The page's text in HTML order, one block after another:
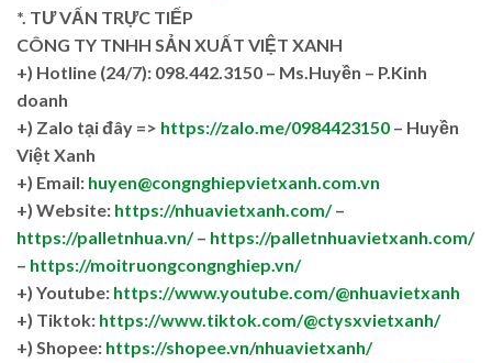
*. TƯ VẤN TRỰC TIẾP
CÔNG TY TNHH SẢN XUẤT VIỆT XANH
+) Hotline (24/7): 098.442.3150 – Ms.Huyền – P.Kinh
doanh
+) Zalo tại đây => https://zalo.me/0984423150 – Huyền
Việt Xanh
+) Email: huyen@congnghiepvietxanh.com.vn
+) Website: https://nhuavietxanh.com/–
https://palletnhua.vn/– https://palletnhuavietxanh.com/
– https://moitruongcongnghiep.vn/
+) Youtube: https://www.youtube.com/@nhuavietxanh
+) Tiktok: https://www.tiktok.com/@ctysxvietxanh/
+) Shopee: https://shopee.vn/nhuavietxanh/